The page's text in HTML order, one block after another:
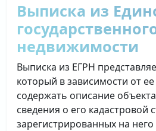
Выписка из
недвижимости
Выписка из ЕГРН
который в зависимости от
содержать описание
сведения о его кадастровой
зарегистрированных на него